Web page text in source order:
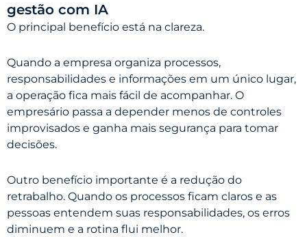
gestão com IA
O principal benefício está na clareza.
Quando a empresa organiza processos,
responsabilidades e informações em um único lugar,
a operação fica mais fácil de acompanhar. O
empresário passa a depender menos de controles
improvisados e ganha mais segurança para tomar
decisões.
Outro benefício importante é a redução do
retrabalho. Quando os processos ficam claros e as
pessoas entendem suas responsabilidades, os erros
diminuem e a rotina flui melhor.